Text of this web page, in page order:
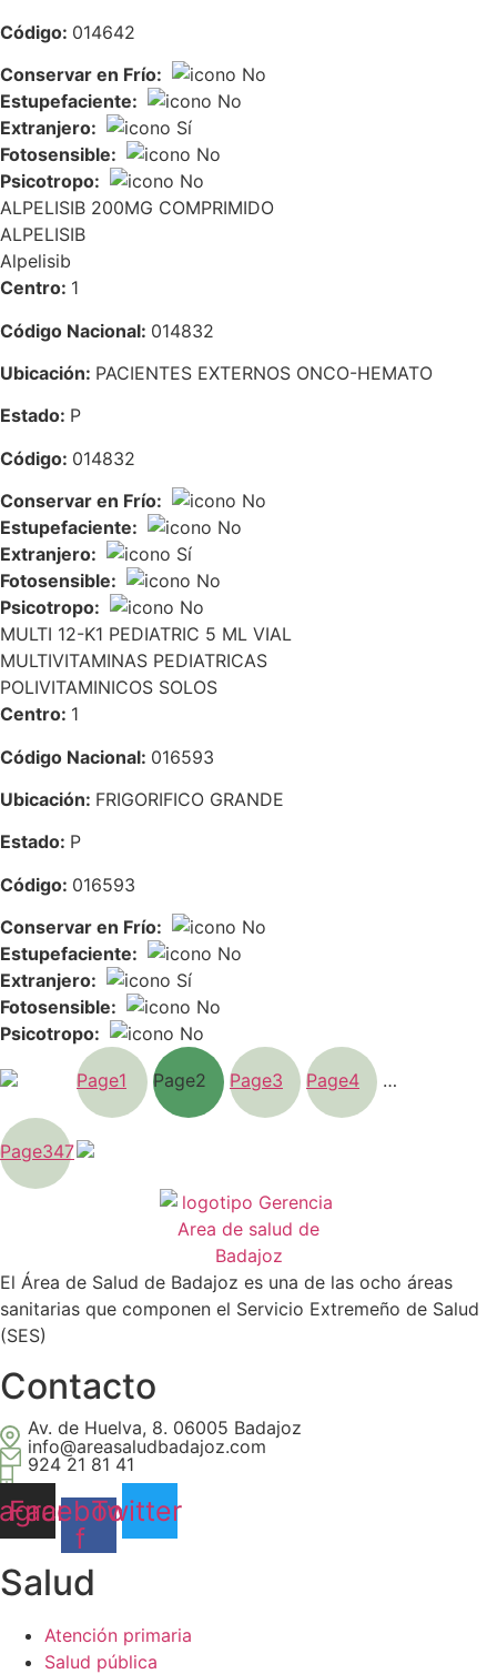
Código: 014642
Conservar en Frío:
Estupefaciente:
Extranjero:
Fotosensible:
Psicotropo:
ALPELISIB 200MG COMPRIMIDO
ALPELISIB
Alpelisib
Centro: 1
Código Nacional: 014832
Ubicación: PACIENTES EXTERNOS ONCO-HEMATO
Estado: P
Código: 014832
Conservar en Frío:
Estupefaciente:
Extranjero:
Fotosensible:
Psicotropo:
MULTI 12-K1 PEDIATRIC 5 ML VIAL
MULTIVITAMINAS PEDIATRICAS
POLIVITAMINICOS SOLOS
Centro: 1
Código Nacional: 016593
Ubicación: FRIGORIFICO GRANDE
Estado: P
Código: 016593
Conservar en Frío:
Estupefaciente:
Extranjero:
Fotosensible:
Psicotropo:
Page1 Page2 Page3 Page4 …
Page347
El Área de Salud de Badajoz es una de las ocho áreas
sanitarias que componen el Servicio Extremeño de Salud
(SES)
Contacto
Av. de Huelva, 8. 06005 Badajoz
info@areasaludbadajoz.com
924 21 81 41
Facebook-
f
Twitter
Salud​
Atención primaria
Salud pública